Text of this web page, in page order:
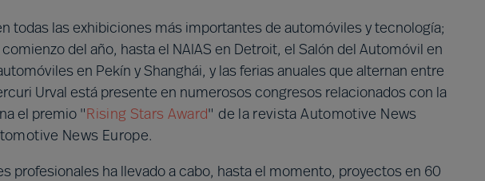
todas las exhibiciones más importantes de automóviles y tecnología;
comienzo del año, hasta el NAIAS en Detroit, el Salón del Automóvil en
en Pekín y Shanghái, y las ferias anuales que alternan entre
Urval está presente en numerosos congresos relacionados con la
el premio "Rising Stars Award" de la revista Automotive News
News Europe.
profesionales ha llevado a cabo, hasta el momento, proyectos en 60